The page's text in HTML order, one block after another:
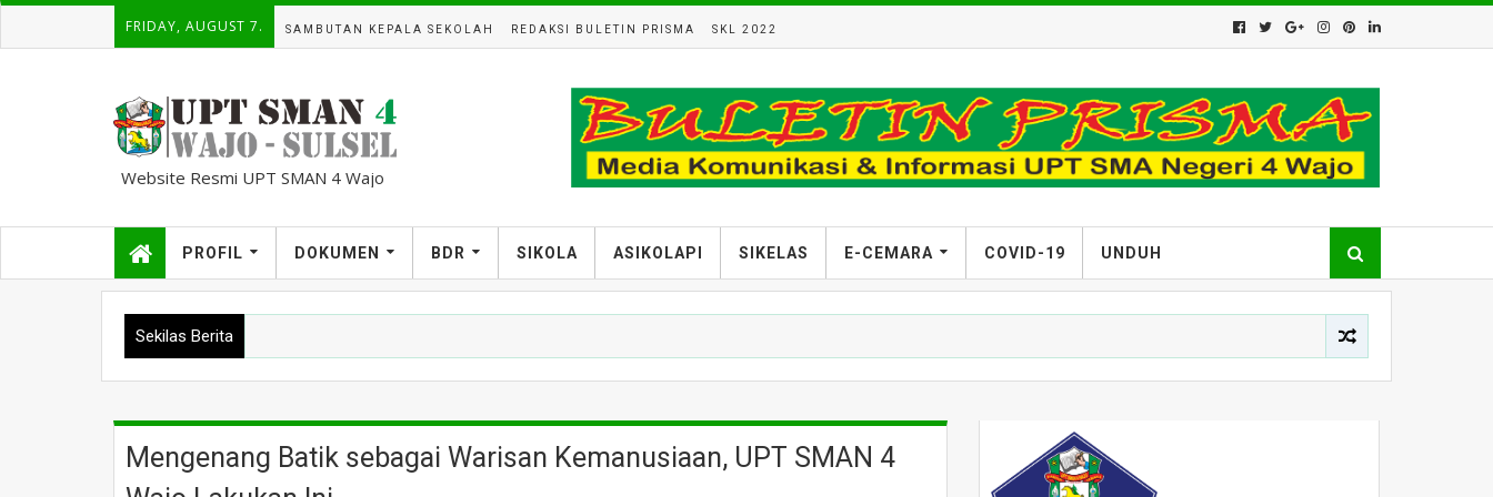
FRIDAY, AUGUST 7. SAMBUTAN KEPALA SEKOLAH REDAKSI BULETIN PRISMA SKL 2022
Website Resmi UPT SMAN 4 Wajo
PROFIL DOKUMEN BDR SIKOLA ASIKOLAPI SIKELAS E-CEMARA COVID-19 UNDUH
Sekilas Berita
Mengenang Batik sebagai Warisan Kemanusiaan, UPT SMAN 4